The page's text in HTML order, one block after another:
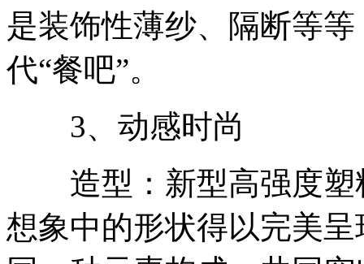
是装饰性薄纱、隔断等
代“餐吧”。
3、动感时尚
造型：新型高强度塑
想象中的形状得以完美